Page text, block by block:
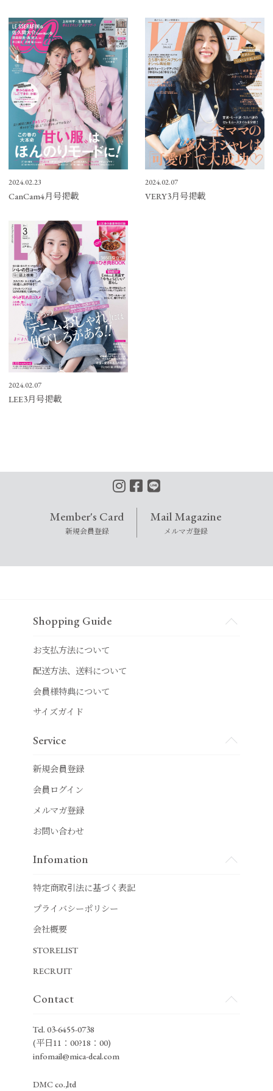
2024.02.23
CanCam4月号掲載
2024.02.07
VERY3月号掲載
2024.02.07
LEE3月号掲載
Member's Card
新規会員登録
Mail Magazine
メルマガ登録
Shopping Guide
お支払方法について
配送方法、送料について
会員様特典について
サイズガイド
Service
新規会員登録
会員ログイン
メルマガ登録
お問い合わせ
Infomation
特定商取引法に基づく表記
プライバシーポリシー
会社概要
STORELIST
RECRUIT
Contact
Tel. 03-6455-0738
(平日11：00?18：00)
infomail@mica-deal.com
DMC co.,ltd